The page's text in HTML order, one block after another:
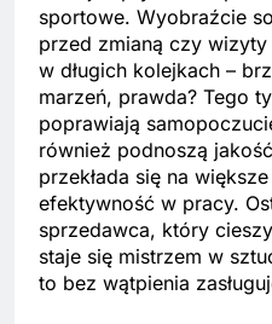
sportowe. Wyobraźcie
przed zmianą czy
w długich kolejkach –
marzeń, prawda? Tego
poprawiają
również podnoszą
przekłada się na
efektywność w pracy.
sprzedawca, który
staje się mistrzem w
to bez wątpienia